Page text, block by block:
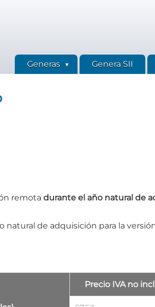
Generas Genera SII
remotadurante el año natural de
natural de adquisición para la
Precio IVA no